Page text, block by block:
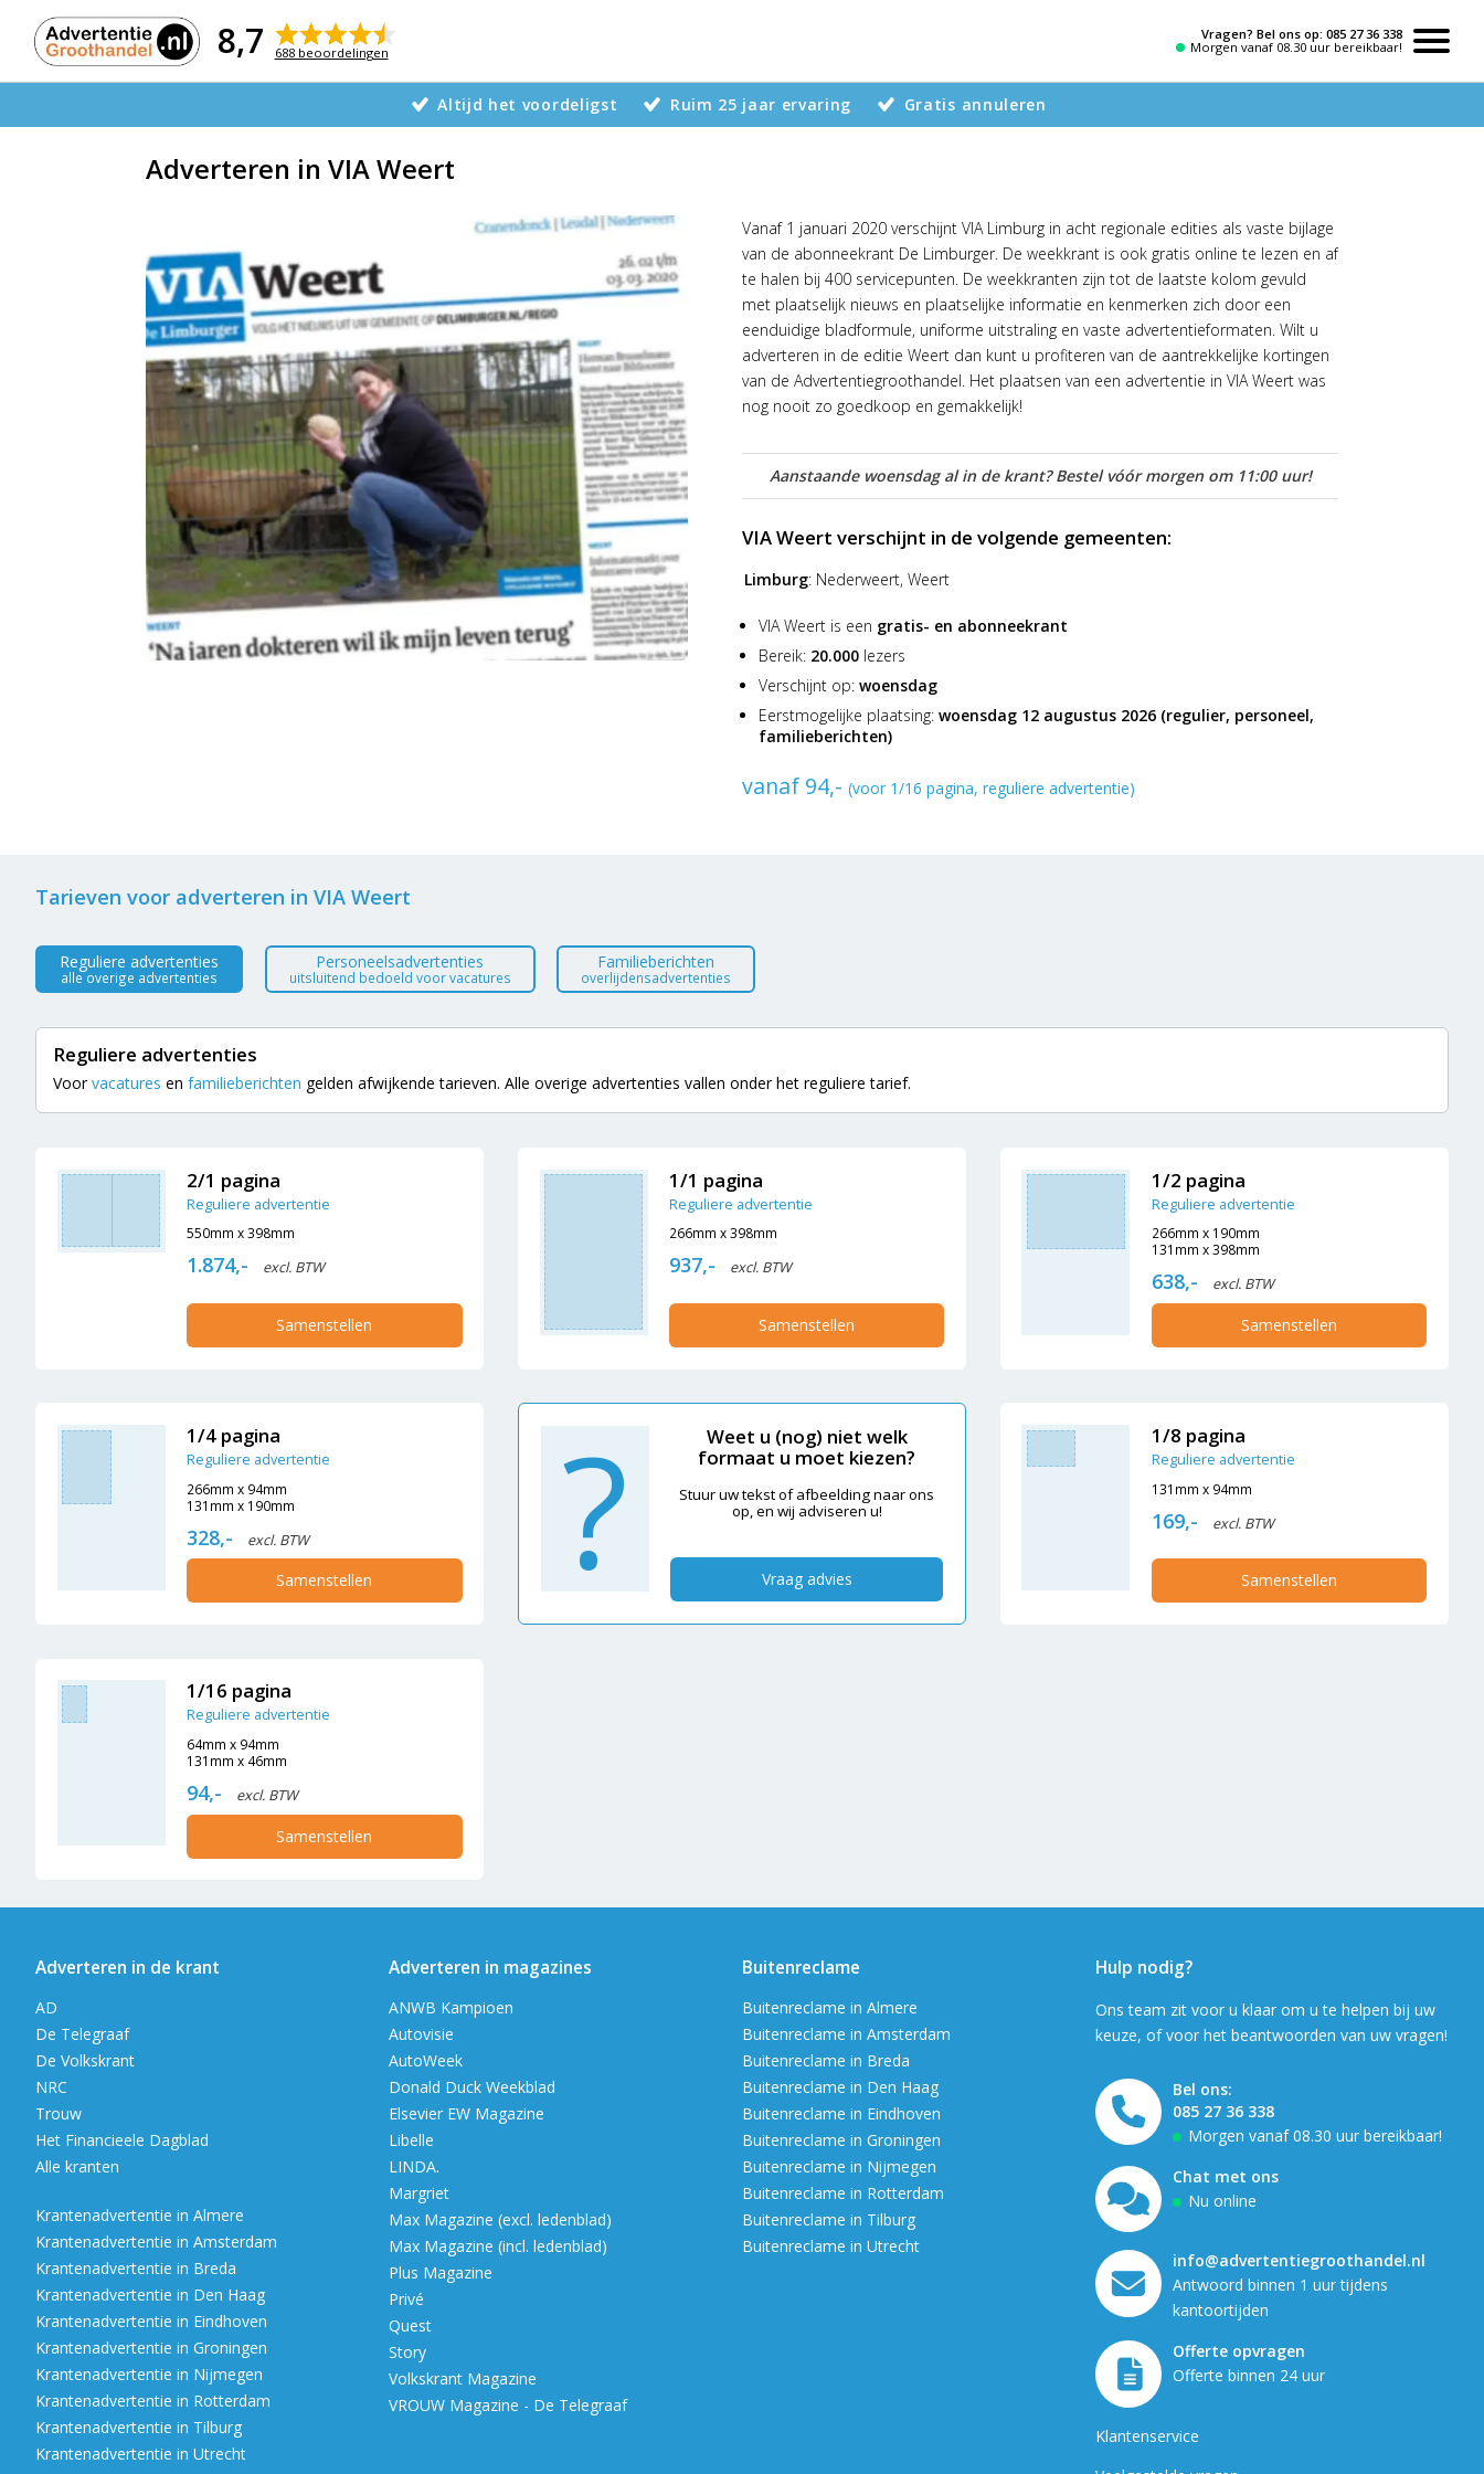
inhoud
8,7 688 beoordelingen
Vragen? Bel ons op:085 27 36 338
Morgen vanaf 08.30 uur bereikbaar!
Altijd het voordeligst Ruim 25 jaar ervaring Gratis annuleren
Adverteren in VIA Weert
Vanaf 1 januari 2020 verschijnt VIA Limburg in acht regionale edities als vaste bijlage
van de abonneekrant De Limburger. De weekkrant is ook gratis online te lezen en af
te halen bij 400 servicepunten. De weekkranten zijn tot de laatste kolom gevuld
met plaatselijk nieuws en plaatselijke informatie en kenmerken zich door een
eenduidige bladformule, uniforme uitstraling en vaste advertentieformaten. Wilt u
adverteren in de editie Weert dan kunt u profiteren van de aantrekkelijke kortingen
van de Advertentiegroothandel. Het plaatsen van een advertentie in VIA Weert was
nog nooit zo goedkoop en gemakkelijk!
Aanstaande woensdag al in de krant? Bestel vóór morgen om 11:00 uur!
VIA Weert verschijnt in de volgende gemeenten:
Limburg: Nederweert, Weert
VIA Weert is een gratis- en abonneekrant
Bereik: 20.000 lezers
Verschijnt op:woensdag
Eerstmogelijke plaatsing:woensdag 12 augustus 2026 (regulier, personeel,
familieberichten)
vanaf 94,- (voor 1/16 pagina, reguliere advertentie)
Tarieven voor adverteren in VIA Weert
Reguliere advertenties
alle overige advertenties
Personeelsadvertenties
uitsluitend bedoeld voor vacatures
Familieberichten
overlijdensadvertenties
Reguliere advertenties
Voorvacatures enfamilieberichten gelden afwijkende tarieven. Alle overige advertenties vallen onder het reguliere tarief.
2/1 pagina
Reguliere advertentie
550mm x 398mm
1.874,- excl. BTW
Samenstellen
1/1 pagina
Reguliere advertentie
266mm x 398mm
937,- excl. BTW
Samenstellen
1/2 pagina
Reguliere advertentie
266mm x 190mm
131mm x 398mm
638,- excl. BTW
Samenstellen
1/4 pagina
Reguliere advertentie
266mm x 94mm
131mm x 190mm
328,- excl. BTW
Samenstellen ?
Weet u (nog) niet welk
formaat u moet kiezen?
Stuur uw tekst of afbeelding naar ons
op, en wij adviseren u!
Vraag advies
1/8 pagina
Reguliere advertentie
131mm x 94mm
169,- excl. BTW
Samenstellen
1/16 pagina
Reguliere advertentie
64mm x 94mm
131mm x 46mm
94,- excl. BTW
Samenstellen
Adverteren in de krant
AD
De Telegraaf
De Volkskrant
NRC
Trouw
Het Financieele Dagblad
Alle kranten
Krantenadvertentie in Almere
Krantenadvertentie in Amsterdam
Krantenadvertentie in Breda
Krantenadvertentie in Den Haag
Krantenadvertentie in Eindhoven
Krantenadvertentie in Groningen
Krantenadvertentie in Nijmegen
Krantenadvertentie in Rotterdam
Krantenadvertentie in Tilburg
Krantenadvertentie in Utrecht
Adverteren in magazines
ANWB Kampioen
Autovisie
AutoWeek
Donald Duck Weekblad
Elsevier EW Magazine
Libelle
LINDA.
Margriet
Max Magazine (excl. ledenblad)
Max Magazine (incl. ledenblad)
Plus Magazine
Privé
Quest
Story
Volkskrant Magazine
VROUW Magazine - De Telegraaf
Buitenreclame
Buitenreclame in Almere
Buitenreclame in Amsterdam
Buitenreclame in Breda
Buitenreclame in Den Haag
Buitenreclame in Eindhoven
Buitenreclame in Groningen
Buitenreclame in Nijmegen
Buitenreclame in Rotterdam
Buitenreclame in Tilburg
Buitenreclame in Utrecht
Hulp nodig?
Ons team zit voor u klaar om u te helpen bij uw
keuze, of voor het beantwoorden van uw vragen!
Bel ons:
085 27 36 338
Morgen vanaf 08.30 uur bereikbaar!
Chat met ons
Nu online
info@advertentiegroothandel.nl
Antwoord binnen 1 uur tijdens
kantoortijden
Offerte opvragen
Offerte binnen 24 uur
Klantenservice